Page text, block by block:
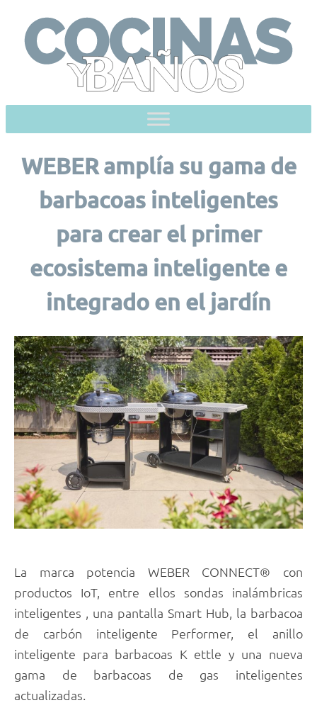
content
WEBER amplía su gama de
barbacoas inteligentes
para crear el primer
ecosistema inteligente e
integrado en el jardín
La marca potencia WEBER CONNECT® con
productos IoT, entre ellos sondas inalámbricas
inteligentes , una pantalla Smart Hub, la barbacoa
de carbón inteligente Performer, el anillo
inteligente para barbacoas K ettle y una nueva
gama de barbacoas de gas inteligentes
actualizadas.